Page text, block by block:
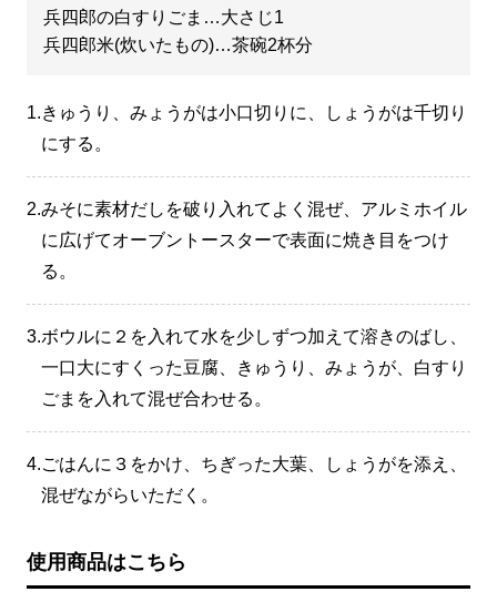
兵四郎の白すりごま…大さじ1
兵四郎米(炊いたもの)…茶碗2杯分
1.きゅうり、みょうがは小口切りに、しょうがは千切り
にする。
2.みそに素材だしを破り入れてよく混ぜ、アルミホイル
に広げてオーブントースターで表面に焼き目をつけ
る。
3.ボウルに２を入れて水を少しずつ加えて溶きのばし、
一口大にすくった豆腐、きゅうり、みょうが、白すり
ごまを入れて混ぜ合わせる。
4.ごはんに３をかけ、ちぎった大葉、しょうがを添え、
混ぜながらいただく。
使用商品はこちら